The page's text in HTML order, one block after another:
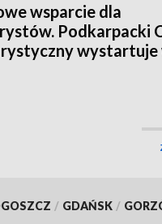
wsparcie dla
Podkarpacki
wystartuje
/ GDAŃSK /